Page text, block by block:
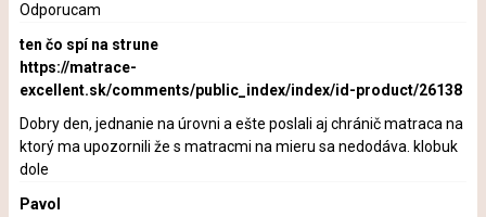
Odporucam
ten čo spí na strune
https://matrace-
excellent.sk/comments/public_index/index/id-product/26138
Dobry den, jednanie na úrovni a ešte poslali aj chránič matraca na
ktorý ma upozornili že s matracmi na mieru sa nedodáva. klobuk
dole
Pavol